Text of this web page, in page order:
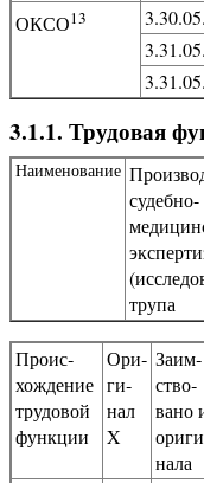
ОКСО13
3.1.1. Трудовая
Наименование
судебно-
трупа
Проис­
хожде­ние
трудо­вой
функ­ции
Ори­
ги­
нал
X
Заим­
ство­
вано
нала